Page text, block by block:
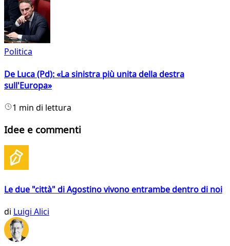
Politica
De Luca (Pd): «La sinistra più unita della destra
sull'Europa»
1 min di lettura
Idee e commenti
Le due "città" di Agostino vivono entrambe dentro di noi
di Luigi Alici